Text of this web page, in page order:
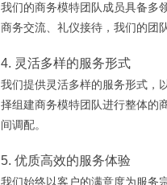
我们的商务模特团队成员具备多
商务交流、礼仪接待，我们的团
4. 灵活多样的服务形式
我们提供灵活多样的服务形式，
择组建商务模特团队进行整体的
间调配。
5. 优质高效的服务体验
我们始终以客户的满意度为服务